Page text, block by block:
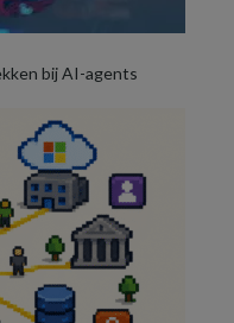
bij AI-agents